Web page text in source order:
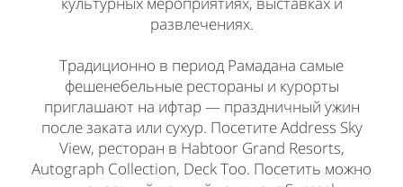
развлечениях.
Традиционно в период Рамадана самые
фешенебельные рестораны и курорты
приглашают на ифтар — праздничный ужин
после заката или сухур. Посетите Address Sky
View, ресторан в Habtoor Grand Resorts,
Autograph Collection, Deck Too. Посетить можно